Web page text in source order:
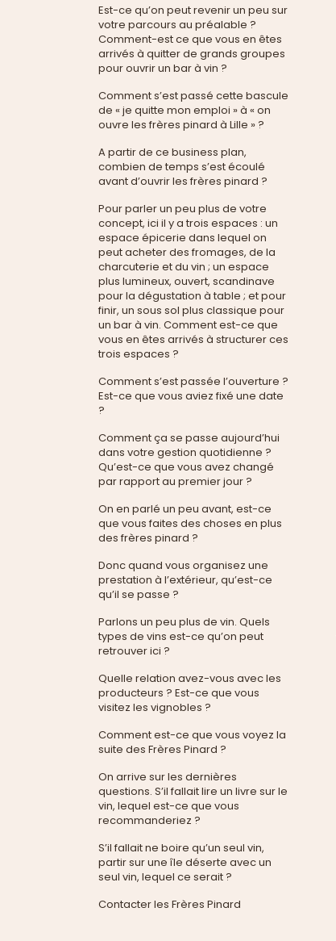
Est-ce qu’on peut revenir un peu sur
votre parcours au préalable ?
Comment-est ce que vous en êtes
arrivés à quitter de grands groupes
pour ouvrir un bar à vin ?
Comment s’est passé cette bascule
de « je quitte mon emploi » à « on
ouvre les frères pinard à Lille » ?
A partir de ce business plan,
combien de temps s’est écoulé
avant d’ouvrir les frères pinard ?
Pour parler un peu plus de votre
concept, ici il y a trois espaces : un
espace épicerie dans lequel on
peut acheter des fromages, de la
charcuterie et du vin ; un espace
plus lumineux, ouvert, scandinave
pour la dégustation à table ; et pour
finir, un sous sol plus classique pour
un bar à vin. Comment est-ce que
vous en êtes arrivés à structurer ces
trois espaces ?
Comment s’est passée l’ouverture ?
Est-ce que vous aviez fixé une date
?
Comment ça se passe aujourd’hui
dans votre gestion quotidienne ?
Qu’est-ce que vous avez changé
par rapport au premier jour ?
On en parlé un peu avant, est-ce
que vous faites des choses en plus
des frères pinard ?
Donc quand vous organisez une
prestation à l’extérieur, qu’est-ce
qu’il se passe ?
Parlons un peu plus de vin. Quels
types de vins est-ce qu’on peut
retrouver ici ?
Quelle relation avez-vous avec les
producteurs ? Est-ce que vous
visitez les vignobles ?
Comment est-ce que vous voyez la
suite des Frères Pinard ?
On arrive sur les dernières
questions. S’il fallait lire un livre sur le
vin, lequel est-ce que vous
recommanderiez ?
S’il fallait ne boire qu’un seul vin,
partir sur une île déserte avec un
seul vin, lequel ce serait ?
Contacter les Frères Pinard